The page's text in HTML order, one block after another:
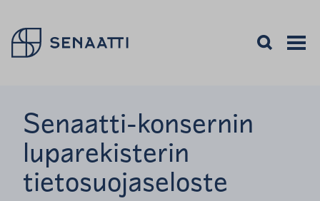
Palaa takaisin etusivulle
Avaa hakuAvaa
Senaatti-konsernin
luparekisterin
tietosuojaseloste